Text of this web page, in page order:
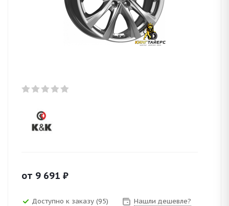
от 9 691 ₽
Доступно к заказу (95)
Нашли дешевле?